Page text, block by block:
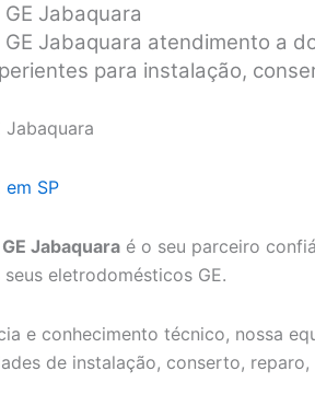
Jabaquara
Jabaquara atendimento a
para instalação,
Jabaquara
em SP
Jabaquara é o seu parceiro
eletrodomésticos GE.
e conhecimento técnico, nossa
de instalação, conserto,